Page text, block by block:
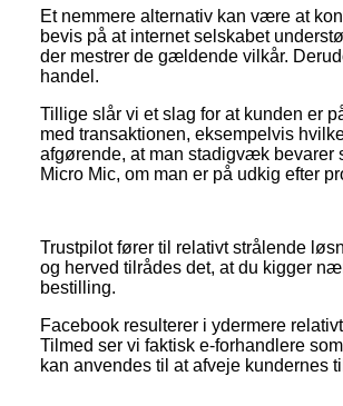
Et nemmere alternativ kan være at
bevis på at internet selskabet
der mestrer de gældende vilkår.
handel.
Tillige slår vi et slag for at kunden er
med transaktionen, eksempelvis
afgørende, at man stadigvæk bevarer
Micro Mic, om man er på udkig efter
Trustpilot fører til relativt strålende
og herved tilrådes det, at du kigger
bestilling.
Facebook resulterer i ydermere
Tilmed ser vi faktisk e-forhandlere
kan anvendes til at afveje kundernes